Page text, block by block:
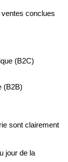
ventes conclues
(B2C)
(B2B)
sont clairement
jour de la